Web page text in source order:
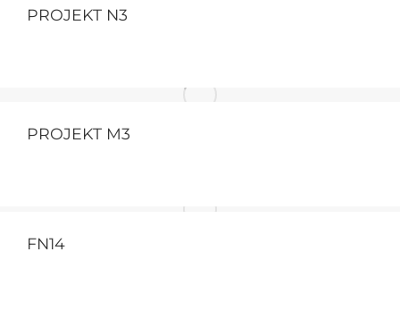
PROJEKT N3
PROJEKT M3
FN14